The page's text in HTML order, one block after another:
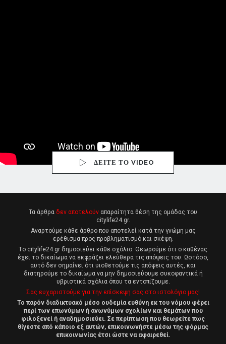
ΔΕΙΤΕ ΤΟ VIDEO
Τα άρθρα δεν αποτελούν απαραίτητα θέση της ομάδας του
citylife24.gr.
Αναρτούμε κάθε άρθρο που αποτελεί κατά την γνώμη μας
ερέθισμα προς προβληματισμό και σκέψη.
Tο citylife24.gr δημοσιεύει κάθε σχόλιο. Θεωρούμε ότι ο καθένας
έχει το δικαίωμα να εκφράζει ελεύθερα τις απόψεις του. Ωστόσο,
αυτό δεν σημαίνει ότι υιοθετούμε τις απόψεις αυτές, και
διατηρούμε το δικαίωμα να μην δημοσιεύουμε συκοφαντικά ή
υβριστικά σχόλια όπου τα εντοπίζουμε.
Σας ευχαριστούμε για την επίσκεψη σας στο ιστολόγιο μας!
Το παρόν διαδικτυακό μέσο ουδεμία ευθύνη εκ του νόμου φέρει
περί των επωνύμων ή ανωνύμων σχολίων και θεμάτων που
φιλοξενεί ή αναδημοσιεύει. Σε περίπτωση που θεωρείτε πως
θίγεστε από κάποιο εξ αυτών, επικοινωνήστε μέσω της φόρμας
επικοινωνίας έτσι ώστε να αφαιρεθεί.